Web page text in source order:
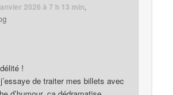
2026 à 7 h 13 min,
!
de traiter mes billets avec